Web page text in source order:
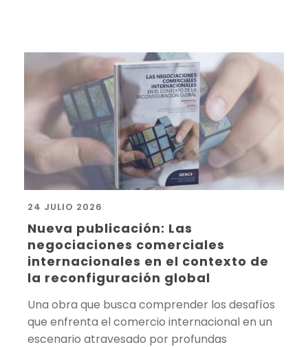
24 JULIO 2026
Nueva publicación: Las
negociaciones comerciales
internacionales en el contexto de
la reconfiguración global
Una obra que busca comprender los desafíos
que enfrenta el comercio internacional en un
escenario atravesado por profundas